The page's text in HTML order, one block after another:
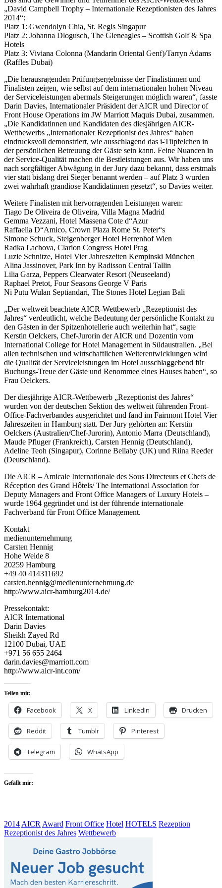
„David Campbell Trophy – Internationale Rezeptionisten des Jahres
2014“:
Platz 1: Gwendolyn Chia, St. Regis Singapur
Platz 2: Johanna Dlogusch, The Gleneagles – Scottish Golf & Spa
Hotels
Platz 3: Viviana Colonna (Mandarin Oriental Genf)/Tarryn Adams
(Raffles Dubai)
„Die herausragenden Prüfungsergebnisse der Finalistinnen und
Finalisten zeigen, wie selbst auf dem internationalen hohen Niveau
der Serviceleistungen abermals Steigerungen möglich waren“, fasste
Darin Davies, Internationaler Präsident der AICR und Director of
Front House Operations im JW Marriott Maquis Dubai, zusammen.
„Die Kandidatinnen und Kandidaten des diesjährigen AICR-
Wettbewerbs „Internationaler Rezeptionist des Jahres“ haben
eindrucksvoll demonstriert, wie ausschlagend das i-Tüpfelchen in
der persönlichen Betreuung der Gäste sein kann. Feine Nuancen in
der Service-Qualität machen die Bestleistungen aus. Wir haben uns
nach sorgfältiger Abwägung in der Jury dazu bekannt, dass erstmals
vier statt bislang drei Sieger benannt werden – auf Platz 3 wurden
zwei wahrhaft grandiose Kandidatinnen gesetzt“, so Davies weiter.
Weitere Finalisten mit hervorragenden Leistungen waren:
Tiago De Oliveira de Oliveira, Villa Magna Madrid
Gemma Vezzani, Hotel Massena Cote d“Azur
Raffaella D“Amico, Crown Plaza Rome St. Peter“s
Simone Schuck, Steigenberger Hotel Herrenhof Wien
Radka Lachova, Clarion Congress Hotel Prag
Luzie Schnitze, Hotel Vier Jahreszeiten Kempinski München
Alina Jassinover, Park Inn by Radisson Central Tallin
Lilia Garza, Peppers Clearwater Resort (Neuseeland)
Raphael Pretot, Four Seasons George V Paris
Ni Putu Wulan Septiandari, The Stones Hotel Legian Bali
„Der weltweit beachtete AICR-Wettbewerb „Rezeptionist des
Jahres“ verdeutlicht, welche Bedeutung der persönliche Kontakt zu
den Gästen in der Spitzenhotellerie auch weiterhin hat“, sagte
Kerstin Oelckers, Chef-Jurorin der AICR und Dozentin vom
International College for Hotel Management in Südaustralien. „Bei
allen technischen und wirtschaftlichen Weiterentwicklungen wird
die Qualität der Serviceleistungen im Hotel ausschlaggebend für
Buchungs-Treue der Gäste und Renommee eines Hauses haben“, so
Frau Oelckers.
Der diesjährige AICR-Wettbewerb „Rezeptionist des Jahres“
wurden von der deutschen Sektion des weltweit führenden Front-
Office-Fachverbandes ausgerichtet und fand im Fairmont Hotel Vier
Jahreszeiten in Hamburg statt. Der Jury gehörten an: Kerstin
Oelckers (Australien/Chef-Jurorin), Antonio Marra (Deutschland),
Maude Pfluger (Frankreich), Carsten Hennig (Deutschland),
Adeline Teoh (Singapur), Corinne Bellaby (UK) und Riina Reeder
(Deutschland).
Die AICR – Amicale Internationale des Sous Directeurs et Chefs de
Réception des Grand Hôtels/ The International Association for
Deputy Managers and Front Office Managers of Luxury Hotels –
wurde 1964 gegründet und ist der führende internationale
Fachverband für Front Office Management.
Kontakt
medienunternehmung
Carsten Hennig
Hohe Weide 8
20259 Hamburg
+49 40 414311692
carsten.hennig@medienunternehmung.de
http://www.aicr-hamburg2014.de/
Pressekontakt:
AICR International
Darin Davies
Sheikh Zayed Rd
12100 Dubai, UAE
+971 56 655 2464
darin.davies@marriott.com
http://www.aicr-int.com/
Teilen mit:
Facebook X LinkedIn Drucken
Reddit Tumblr Pinterest
Telegram WhatsApp
Gefällt mir:
2014 AICR Award Front Office Hotel HOTELS Rezeption
Rezeptionist des Jahres Wettbewerb